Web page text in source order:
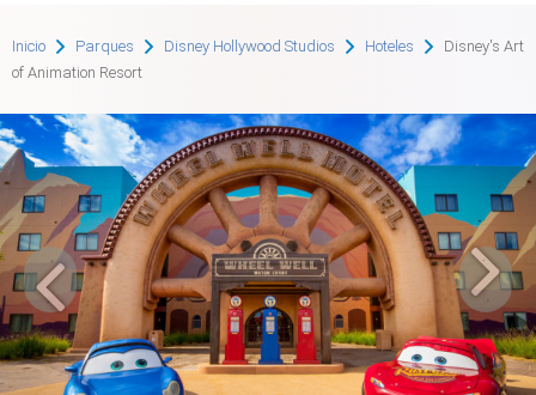
Inicio Parques Disney Hollywood Studios Hoteles
Disney's Art
of Animation Resort